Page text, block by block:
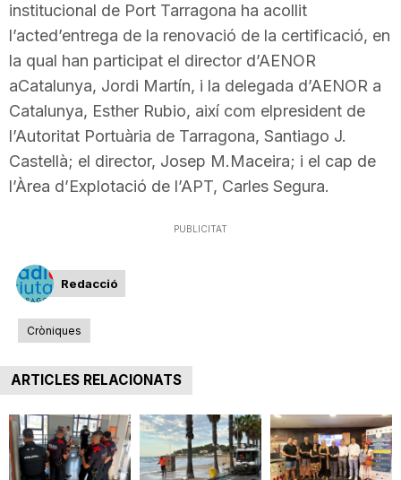
o
n
institucional de Port Tarragona ha acollit
l’acted’entrega de la renovació de la certificació, en
la qual han participat el director d’AENOR
aCatalunya, Jordi Martín, i la delegada d’AENOR a
Catalunya, Esther Rubio, així com elpresident de
l’Autoritat Portuària de Tarragona, Santiago J.
Castellà; el director, Josep M.Maceira; i el cap de
l’Àrea d’Explotació de l’APT, Carles Segura.
PUBLICITAT
Redacció
Cròniques
ARTICLES RELACIONATS